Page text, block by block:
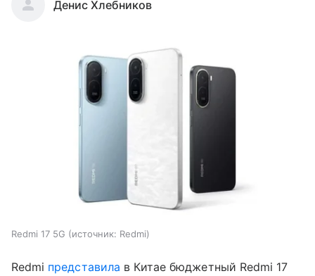
Денис Хлебников
Redmi 17 5G источник: Redmi
Redmi представила в Китае бюджетный Redmi 17